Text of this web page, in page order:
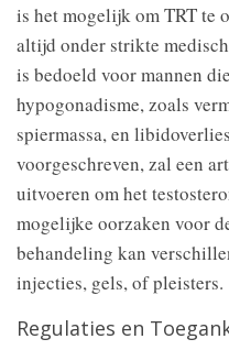
is het mogelijk om TRT te
altijd onder strikte
is bedoeld voor mannen
hypogonadisme, zoals
spiermassa, en
voorgeschreven, zal een
uitvoeren om het
mogelijke oorzaken voor
behandeling kan
injecties, gels, of pleisters.
Regulaties en